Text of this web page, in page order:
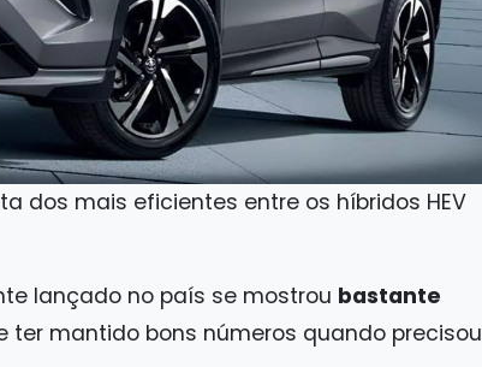
dos mais eficientes entre os híbridos HEV
lançado no país se mostrou bastante
ter mantido bons números quando precisou